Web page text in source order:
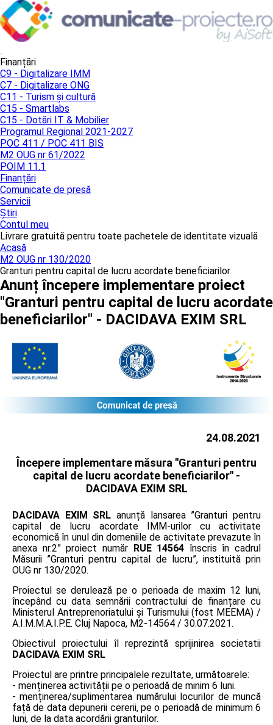
Finanțări
C9 - Digitalizare IMM
C7 - Digitalizare ONG
C11 - Turism și cultură
C15 - Smartlabs
C15 - Dotări IT & Mobilier
Programul Regional 2021-2027
POC 411 / POC 411 BIS
M2 OUG nr 61/2022
POIM 11.1
Finanțări
Comunicate de presă
Servicii
Știri
Contul meu
Livrare gratuită pentru toate pachetele de identitate vizuală
Acasă
M2 OUG nr 130/2020
Granturi pentru capital de lucru acordate beneficiarilor
Anunț începere implementare proiect
"Granturi pentru capital de lucru acordate
beneficiarilor" - DACIDAVA EXIM SRL
24.08.2021
Începere implementare măsura "Granturi pentru
capital de lucru acordate beneficiarilor" -
DACIDAVA EXIM SRL
DACIDAVA EXIM SRL anunță lansarea ”Granturi pentru
capital de lucru acordate IMM-urilor cu activitate
economică în unul din domeniile de activitate prevazute în
anexa nr.2” proiect număr RUE 14564 înscris în cadrul
Măsurii ”Granturi pentru capital de lucru”, instituită prin
OUG nr 130/2020.
Proiectul se derulează pe o perioada de maxim 12 luni,
începând cu data semnării contractului de finanțare cu
Ministerul Antreprenoriatului și Turismului (fost MEEMA) /
A.I.M.M.A.I.P.E. Cluj Napoca, M2-14564 / 30.07.2021.
Obiectivul proiectului îl reprezintă sprijinirea societatii
DACIDAVA EXIM SRL
Proiectul are printre principalele rezultate, următoarele:
- menținerea activității pe o perioadă de minim 6 luni.
- menținerea/suplimentarea numărului locurilor de muncă
față de data depunerii cererii, pe o perioadă de minimum 6
luni, de la data acordării granturilor.